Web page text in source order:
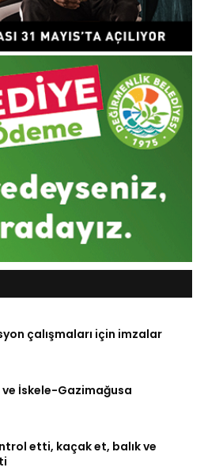
çalışmaları için imzalar
İskele-Gazimağusa
etti, kaçak et, balık ve